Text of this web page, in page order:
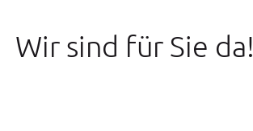
Wir sind für Sie da!